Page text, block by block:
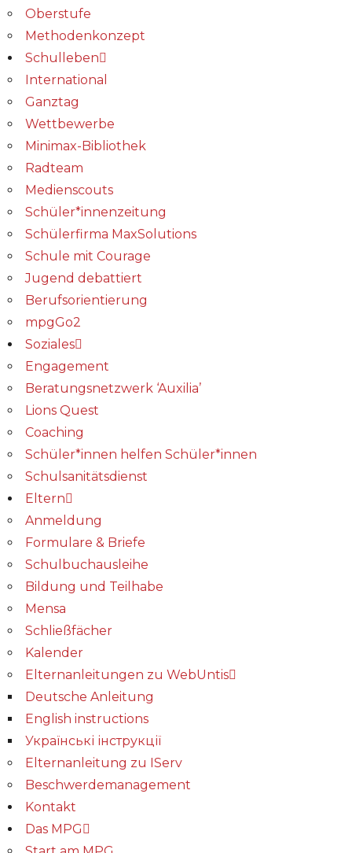
Oberstufe
Methodenkonzept
Schulleben
International
Ganztag
Wettbewerbe
Minimax-Bibliothek​
Radteam
Medienscouts
Schüler*innenzeitung
Schülerfirma MaxSolutions
Schule mit Courage
Jugend debattiert
Berufsorientierung
mpgGo2
Soziales
Engagement
Beratungsnetzwerk ‘Auxilia’
Lions Quest
Coaching
Schüler*innen helfen Schüler*innen
Schulsanitätsdienst
Eltern
Anmeldung
Formulare & Briefe
Schulbuchausleihe
Bildung und Teilhabe
Mensa
Schließfächer
Kalender
Elternanleitungen zu WebUntis
Deutsche Anleitung
English instructions
Українські інструкції
Elternanleitung zu IServ
Beschwerdemanagement
Kontakt
Das MPG